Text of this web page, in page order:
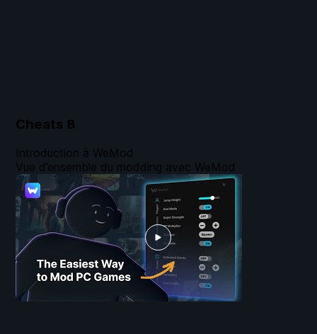
Cheats 8
Introduction à WeMod
Vue d’ensemble du modding avec WeMod